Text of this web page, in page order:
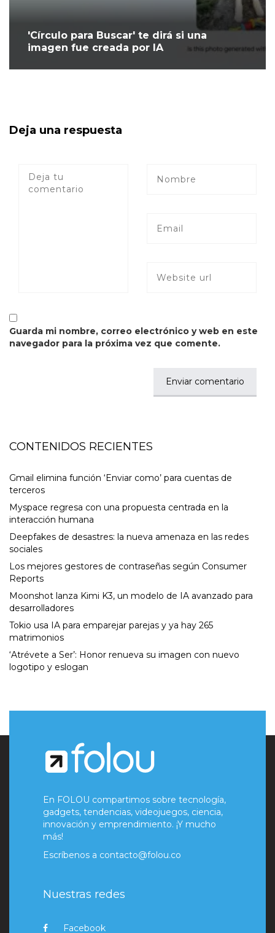
'Círculo para Buscar' te dirá si una
imagen fue creada por IA
Deja una respuesta
Guarda mi nombre, correo electrónico y web en este
navegador para la próxima vez que comente.
CONTENIDOS RECIENTES
Gmail elimina función ‘Enviar como’ para cuentas de
terceros
Myspace regresa con una propuesta centrada en la
interacción humana
Deepfakes de desastres: la nueva amenaza en las redes
sociales
Los mejores gestores de contraseñas según Consumer
Reports
Moonshot lanza Kimi K3, un modelo de IA avanzado para
desarrolladores
Tokio usa IA para emparejar parejas y ya hay 265
matrimonios
‘Atrévete a Ser’: Honor renueva su imagen con nuevo
logotipo y eslogan
En FOLOU compartimos sobre tecnología,
gadgets, tendencias, videojuegos, ciencia,
innovación y emprendimiento. ¡Y mucho
más!
Escríbenos a contacto@folou.co
Nuestras redes
Facebook